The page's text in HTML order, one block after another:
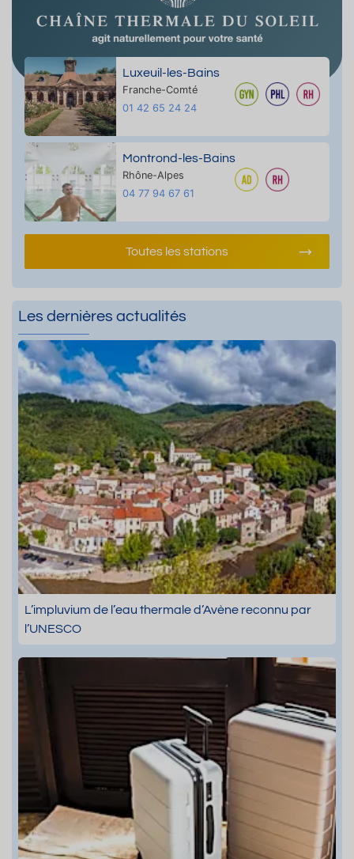
Luxeuil-les-Bains
Franche-Comté
01 42 65 24 24
Montrond-les-Bains
Rhône-Alpes
04 77 94 67 61
Toutes les stations
Les dernières actualités
L’impluvium de l’eau thermale d’Avène reconnu par
l’UNESCO